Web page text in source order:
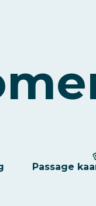
Passage